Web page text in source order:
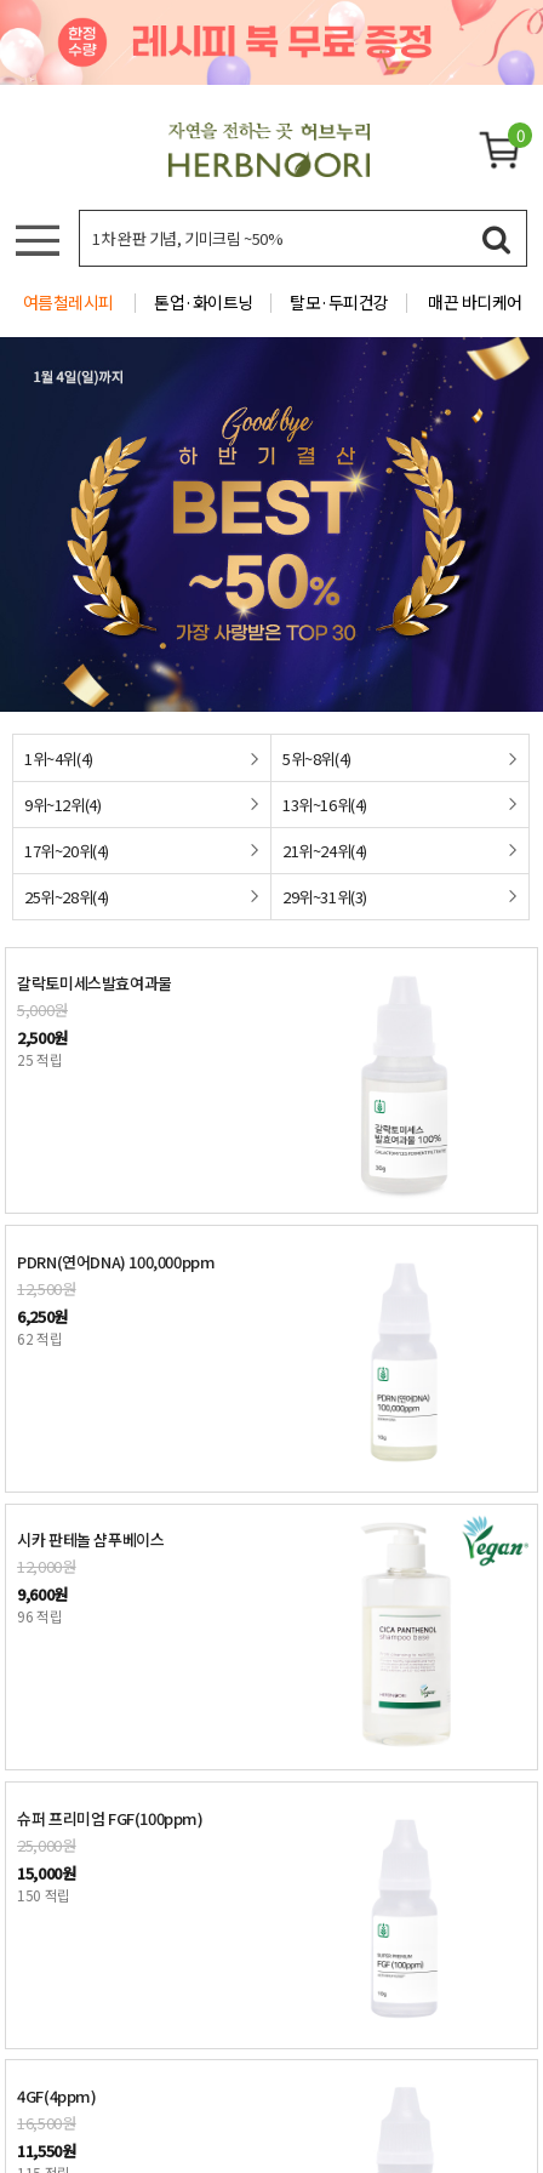
0
여름철레시피 톤업·화이트닝 탈모·두피건강 매끈 바디케어
1위~4위(4) 5위~8위(4)
9위~12위(4) 13위~16위(4)
17위~20위(4) 21위~24위(4)
25위~28위(4) 29위~31위(3)
갈락토미세스발효여과물
5,000원
2,500원
25 적립
PDRN(연어DNA) 100,000ppm
12,500원
6,250원
62 적립
시카 판테놀 샴푸베이스
12,000원
9,600원
96 적립
슈퍼 프리미엄 FGF(100ppm)
25,000원
15,000원
150 적립
4GF(4ppm)
16,500원
11,550원